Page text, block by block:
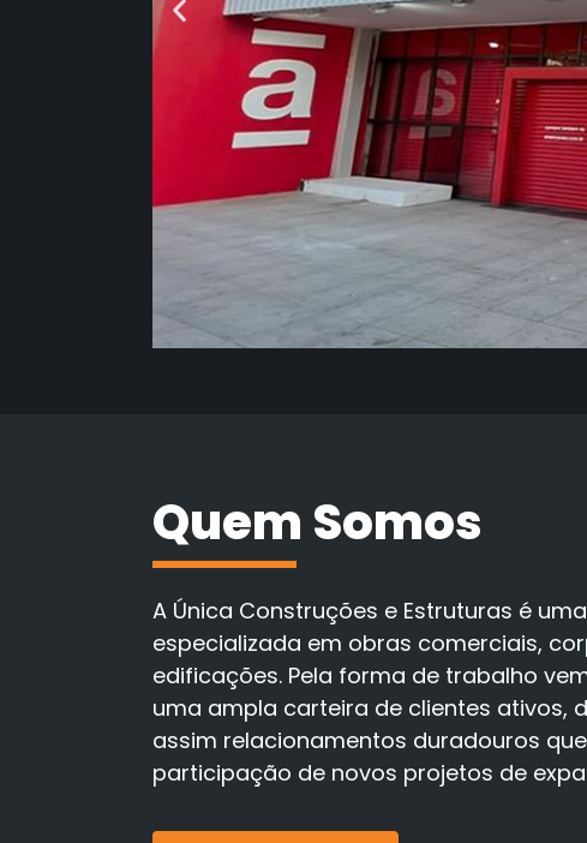
Quem Somos
A Única Construções e Estruturas é
especializada em obras comerciais,
edificações. Pela forma de trabalho
uma ampla carteira de clientes ativos,
assim relacionamentos duradouros
participação de novos projetos de